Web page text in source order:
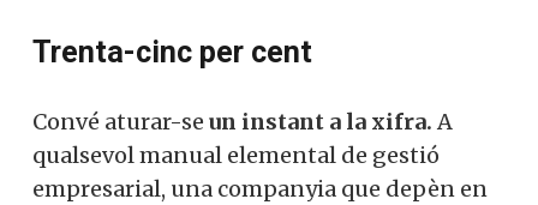
pressupost— descobreix que
establert és del 35% de la xifra de
negocis de cada mitjà.
Trenta-cinc per cent